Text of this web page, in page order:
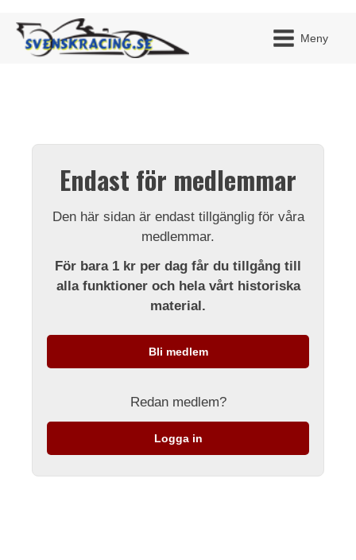
Meny
Endast för medlemmar
Den här sidan är endast tillgänglig för våra
medlemmar.
För bara 1 kr per dag får du tillgång till
alla funktioner och hela vårt historiska
material.
Bli medlem
Redan medlem?
Logga in